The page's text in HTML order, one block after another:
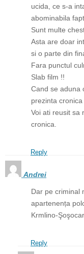
ucida, ce s-a
abominabila
Sunt multe
Asta are doar
si o parte din
Fara punctul
Slab film !!
Cand se aduna
prezinta
Voi ati reusit sa
cronica.
Reply
Andrei
Dar pe criminal
apartenența
Krmlino-Şoşocar.
Reply